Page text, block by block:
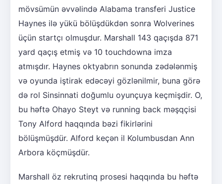
mövsümün əvvəlində Alabama transferi Justice
Haynes ilə yükü bölüşdükdən sonra Wolverines
üçün startçı olmuşdur. Marshall 143 qaçışda 871
yard qaçış etmiş və 10 touchdowna imza
atmışdır. Haynes oktyabrın sonunda zədələnmiş
və oyunda iştirak edəcəyi gözlənilmir, buna görə
də rol Sinsinnati doğumlu oyunçuya keçmişdir. O,
bu həftə Ohayo Steyt və running back məşqçisi
Tony Alford haqqında bəzi fikirlərini
bölüşmüşdür. Alford keçən il Kolumbusdan Ann
Arbora köçmüşdür.
Marshall öz rekrutinq prosesi haqqında bu həftə